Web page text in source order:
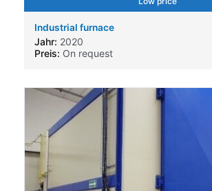
Industrial furnace
Jahr: 2020
Preis: On request